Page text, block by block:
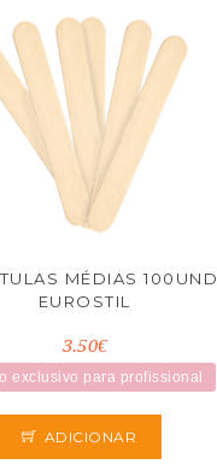
MÉDIAS 100UND
EUROSTIL
3.50€
exclusivo para profissional
ADICIONAR